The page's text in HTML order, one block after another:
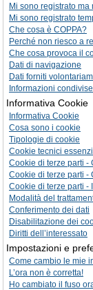
Mi sono registrato
Mi sono registrato
Che cosa è COPPA?
Perché non riesco a
Che cosa provoca il
Dati di navigazione
Dati forniti
Informazioni
Informativa Cookie
Informativa Cookie
Cosa sono i cookie
Tipologie di cookie
Cookie tecnici
Cookie di terze parti -
Cookie di terze parti -
Cookie di terze parti -
Modalità del
Conferimento dei dati
Disabilitazione dei
Diritti dell’interessato
Impostazioni e
Come cambio le mie
L’ora non è corretta!
Ho cambiato il fuso